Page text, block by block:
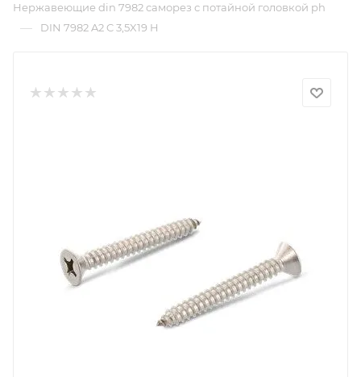
Нержавеющие din 7982 саморез с потайной головкой ph
— DIN 7982 A2 C 3,5X19 H